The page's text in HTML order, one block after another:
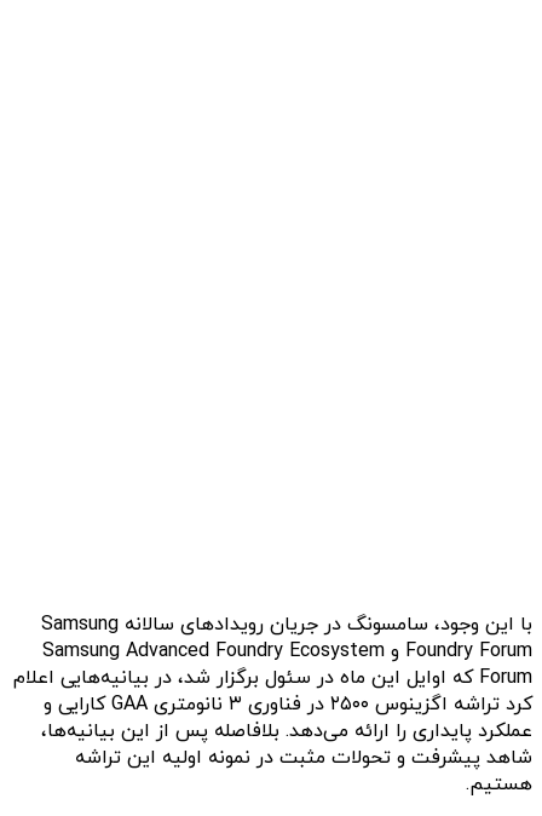
با این وجود، سامسونگ در جریان رویدادهای سالانه Samsung
Foundry Forum و Samsung Advanced Foundry Ecosystem
Forum که اوایل این ماه در سئول برگزار شد، در بیانیه‌هایی اعلام
کرد تراشه اگزینوس ۲۵۰۰ در فناوری ۳ نانومتری GAA کارایی و
عملکرد پایداری را ارائه می‌دهد. بلافاصله پس از این بیانیه‌‌ها،
شاهد پیشرفت و تحولات مثبت در نمونه اولیه این تراشه
هستیم.